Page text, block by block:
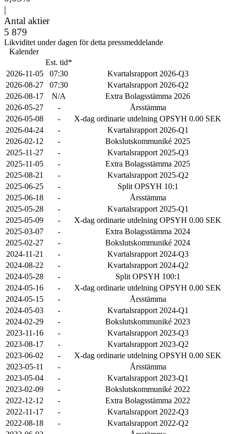
|
Antal aktier
5 879
Likviditet under dagen för detta pressmeddelande
Kalender
Est. tid*
2026-11-05
07:30
Kvartalsrapport 2026-Q3
2026-08-27
07:30
Kvartalsrapport 2026-Q2
2026-08-17
N/A
Extra Bolagsstämma 2026
2026-05-27
-
Årsstämma
2026-05-08
-
X-dag ordinarie utdelning OPSYH 0.00 SEK
2026-04-24
-
Kvartalsrapport 2026-Q1
2026-02-12
-
Bokslutskommuniké 2025
2025-11-27
-
Kvartalsrapport 2025-Q3
2025-11-05
-
Extra Bolagsstämma 2025
2025-08-21
-
Kvartalsrapport 2025-Q2
2025-06-25
-
Split OPSYH 10:1
2025-06-18
-
Årsstämma
2025-05-28
-
Kvartalsrapport 2025-Q1
2025-05-09
-
X-dag ordinarie utdelning OPSYH 0.00 SEK
2025-03-07
-
Extra Bolagsstämma 2024
2025-02-27
-
Bokslutskommuniké 2024
2024-11-21
-
Kvartalsrapport 2024-Q3
2024-08-22
-
Kvartalsrapport 2024-Q2
2024-05-28
-
Split OPSYH 100:1
2024-05-16
-
X-dag ordinarie utdelning OPSYH 0.00 SEK
2024-05-15
-
Årsstämma
2024-05-03
-
Kvartalsrapport 2024-Q1
2024-02-29
-
Bokslutskommuniké 2023
2023-11-16
-
Kvartalsrapport 2023-Q3
2023-08-17
-
Kvartalsrapport 2023-Q2
2023-06-02
-
X-dag ordinarie utdelning OPSYH 0.00 SEK
2023-05-11
-
Årsstämma
2023-05-04
-
Kvartalsrapport 2023-Q1
2023-02-09
-
Bokslutskommuniké 2022
2022-12-12
-
Extra Bolagsstämma 2022
2022-11-17
-
Kvartalsrapport 2022-Q3
2022-08-18
-
Kvartalsrapport 2022-Q2